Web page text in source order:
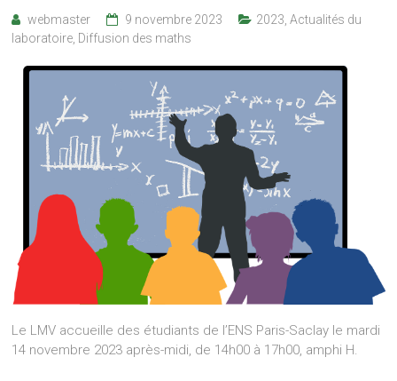
webmaster 9 novembre 2023 2023 ,Actualités du
laboratoire Diffusion des maths
Le LMV accueille des étudiants de l’ENS Paris-Saclay le mardi
14 novembre 2023 après-midi, de 14h00 à 17h00, amphi H.